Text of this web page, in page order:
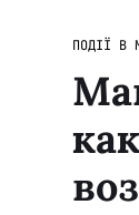
ПОДІЇ В